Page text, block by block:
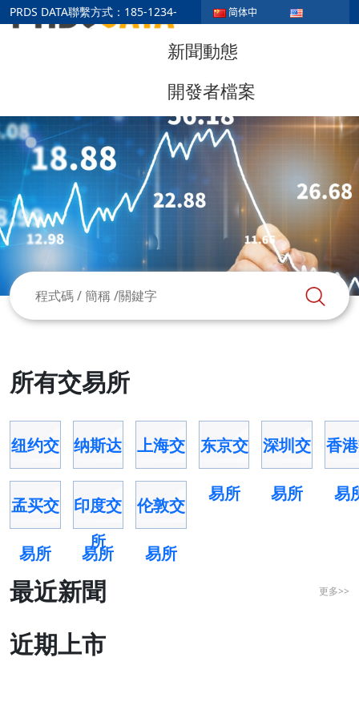
PRDS DATA聯繫方式：185-1234-
简体中
首頁
市場行情
新聞動態
開發者檔案
立即試用
關於我們
所有交易所
纽约交
易所
纳斯达
克交易
所
上海交
易所
东京交
易所
深圳交
易所
香
易
孟买交
易所
印度交
易所
伦敦交
易所
最近新聞 更多>>
近期上市